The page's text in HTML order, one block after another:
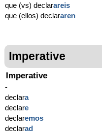
que (vs) declarareis
que (ellos) declararen
Imperative
Imperative
-
declara
declare
declaremos
declarad